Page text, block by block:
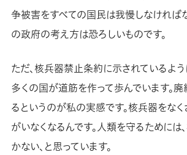
争被害をすべての国民は我慢しなければ
の政府の考え方は恐ろしいものです。
ただ、核兵器禁止条約に示されているよ
多くの国が道筋を作って歩んでいます。
るというのが私の実感です。核兵器をなく
がいなくなるんです。人類を守るためには
かない、と思っています。